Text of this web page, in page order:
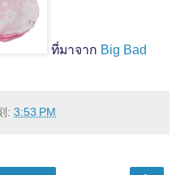
ที่มาจาก Big Bad
: 3:53 PM